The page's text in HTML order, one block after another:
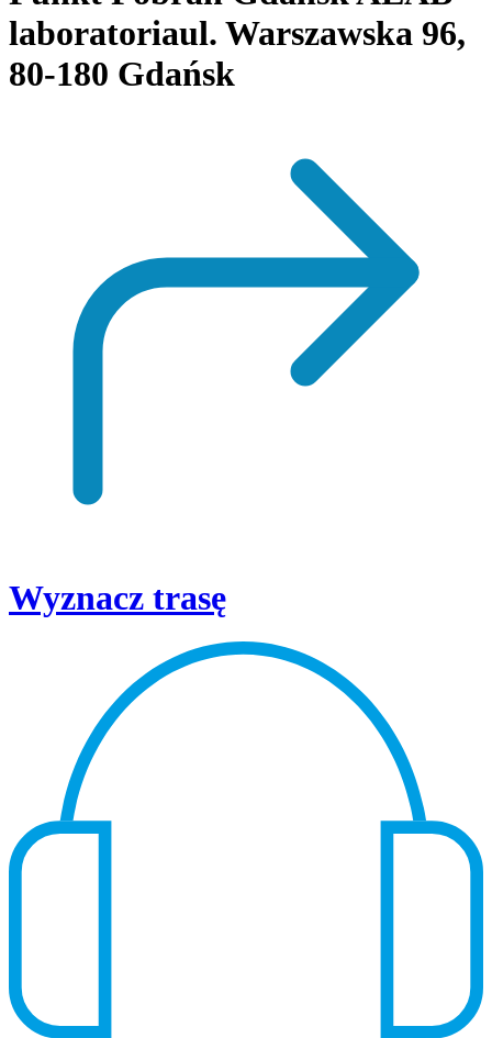
laboratoriaul. Warszawska 96,
80-180 Gdańsk
Wyznacz trasę